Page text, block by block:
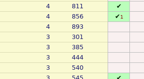
4 811 ✔
4 856 ✔1
4 893
3 301
3 385
3 444
3 540